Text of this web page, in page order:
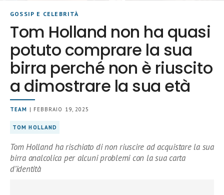
GOSSIP E CELEBRITÀ
Tom Holland non ha quasi
potuto comprare la sua
birra perché non è riuscito
a dimostrare la sua età
TEAM | FEBBRAIO 19, 2025
TOM HOLLAND
Tom Holland ha rischiato di non riuscire ad acquistare la sua
birra analcolica per alcuni problemi con la sua carta
d’identità